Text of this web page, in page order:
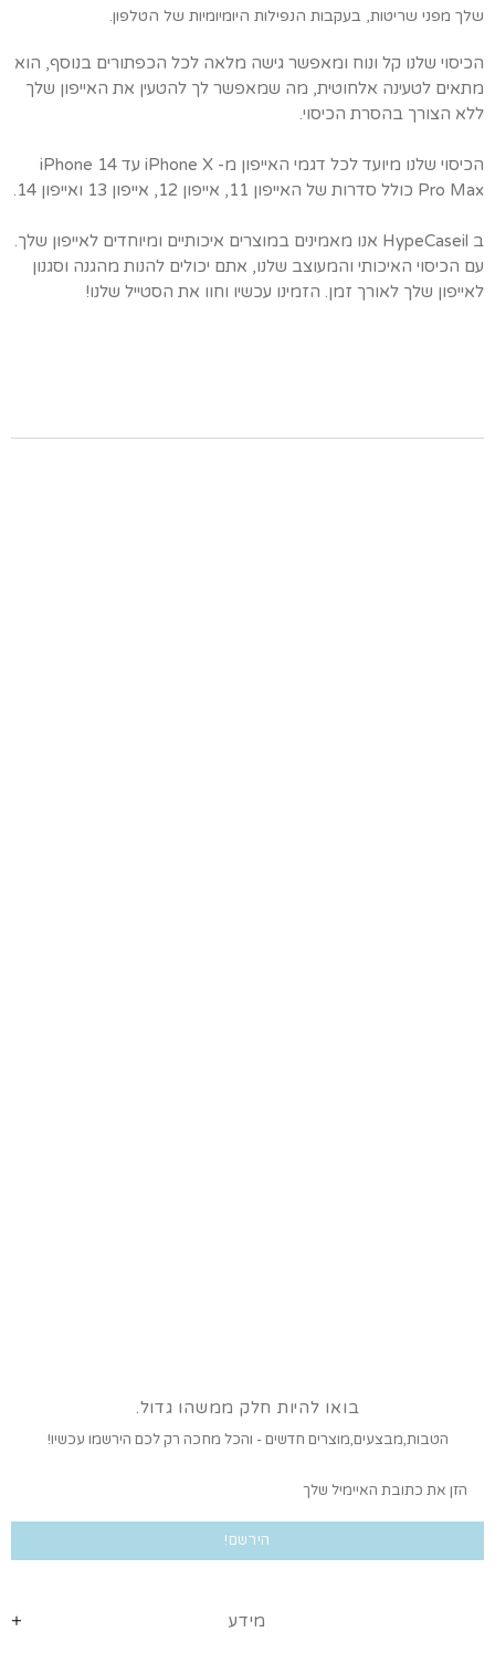
שלך מפני שריטות, בעקבות הנפילות היומיומיות של הטלפון.
הכיסוי שלנו קל ונוח ומאפשר גישה מלאה לכל הכפתורים בנוסף, הוא
מתאים לטעינה אלחוטית, מה שמאפשר לך להטעין את האייפון שלך
ללא הצורך בהסרת הכיסוי.
הכיסוי שלנו מיועד לכל דגמי האייפון מ- iPhone X עד iPhone 14
Pro Max כולל סדרות של האייפון 11, אייפון 12, אייפון 13 ואייפון 14.
ב HypeCaseil אנו מאמינים במוצרים איכותיים ומיוחדים לאייפון שלך.
עם הכיסוי האיכותי והמעוצב שלנו, אתם יכולים להנות מהגנה וסגנון
לאייפון שלך לאורך זמן. הזמינו עכשיו וחוו את הסטייל שלנו!
בואו להיות חלק ממשהו גדול.
הטבות,מבצעים,מוצרים חדשים - והכל מחכה רק לכם הירשמו עכשיו!
מידע